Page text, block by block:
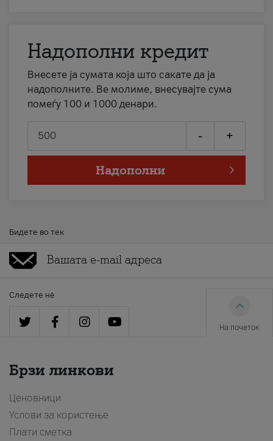
Надополни кредит
Внесете ја сумата која што сакате да ја
надополните. Ве молиме, внесувајте сума
помеѓу 100 и 1000 денари.
- +
Надополни
Бидете во тек
Следете нè
На почеток
Брзи линкови
Ценовници
Услови за користење
Плати сметка